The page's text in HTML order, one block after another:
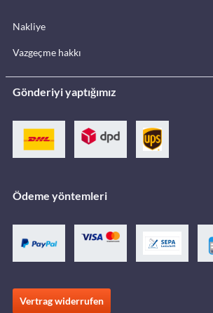
Nakliye
Vazgeçme hakkı
Gönderiyi yaptığımız
Ödeme yöntemleri
Vertrag widerrufen